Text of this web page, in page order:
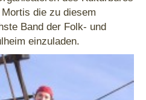
die zu diesem
Band der Folk- und
einzuladen.